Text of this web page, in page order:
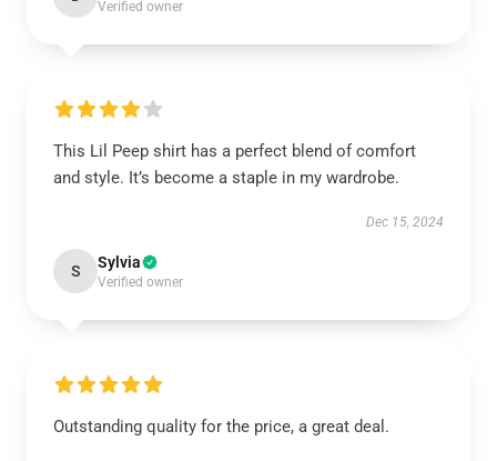
Verified owner
This Lil Peep shirt has a perfect blend of comfort
and style. It’s become a staple in my wardrobe.
Dec 15, 2024
S Sylvia
Verified owner
Outstanding quality for the price, a great deal.